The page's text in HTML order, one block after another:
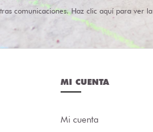
comunicaciones. Haz clic aquí para ver la
MI CUENTA
Mi cuenta